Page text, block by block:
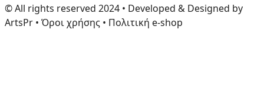
€7.17.
© All rights reserved 2024 • Developed & Designed by
ArtsPr • Όροι χρήσης • Πολιτική e-shop